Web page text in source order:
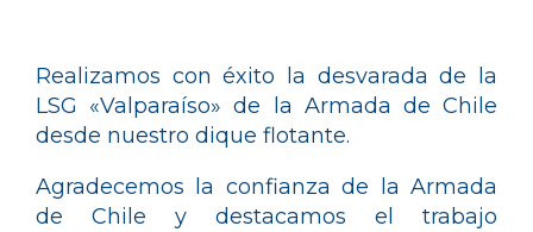
Realizamos con éxito la desvarada de la
LSG «Valparaíso» de la Armada de Chile
desde nuestro dique flotante.
Agradecemos la confianza de la Armada
de Chile y destacamos el trabajo